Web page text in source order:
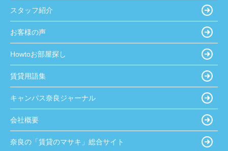
スタッフ紹介
お客様の声
Howtoお部屋探し
賃貸用語集
キャンパス奈良ジャーナル
会社概要
奈良の「賃貸のマサキ」総合サイト